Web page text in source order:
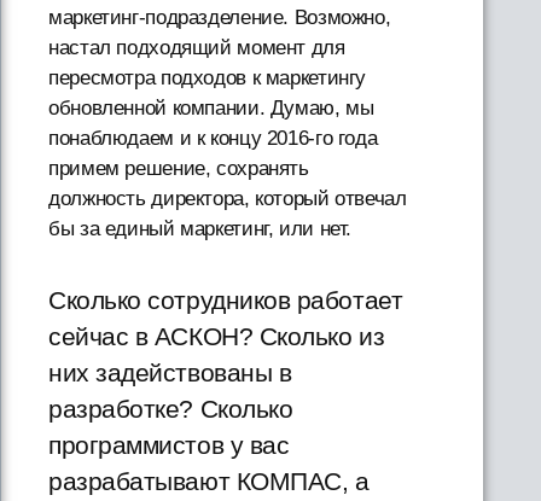
маркетинг-подразделение. Возможно,
настал подходящий момент для
пересмотра подходов к маркетингу
обновленной компании. Думаю, мы
понаблюдаем и к концу 2016-го года
примем решение, сохранять
должность директора, который отвечал
бы за единый маркетинг, или нет.
Сколько сотрудников работает
сейчас в АСКОН? Сколько из
них задействованы в
разработке? Сколько
программистов у вас
разрабатывают КОМПАС, а